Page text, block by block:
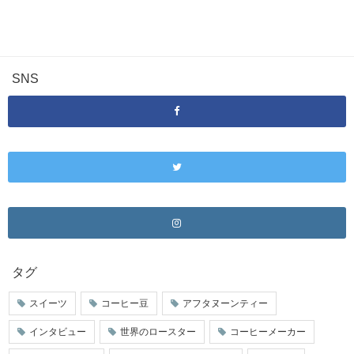
SNS
タグ
スイーツ コーヒー豆 アフタヌーンティー
インタビュー 世界のロースター コーヒーメーカー